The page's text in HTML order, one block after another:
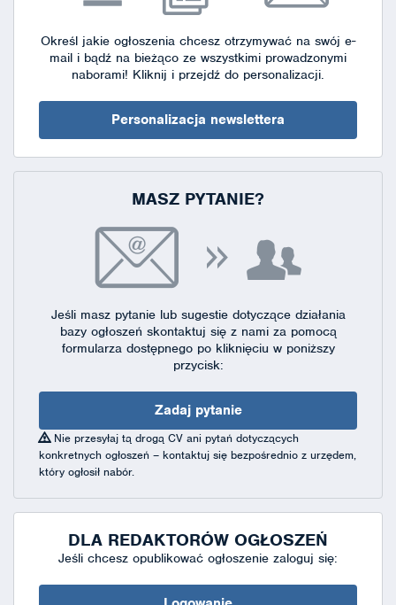
Określ jakie ogłoszenia chcesz otrzymywać na swój e-
mail i bądź na bieżąco ze wszystkimi prowadzonymi
naborami! Kliknij i przejdź do personalizacji.
Personalizacja newslettera
MASZ PYTANIE?
Jeśli masz pytanie lub sugestie dotyczące działania
bazy ogłoszeń skontaktuj się z nami za pomocą
formularza dostępnegopo kliknięciu w poniższy
przycisk:
Zadaj pytanie
Nie przesyłaj tą drogą CV ani pytań dotyczących
konkretnych ogłoszeń – kontaktuj się bezpośrednio z urzędem,
który ogłosił nabór.
DLA REDAKTORÓW OGŁOSZEŃ
Jeśli chcesz opublikować ogłoszenie zaloguj się: